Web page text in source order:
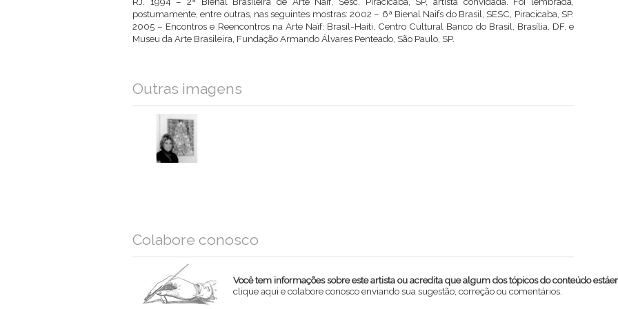
postumamente, entre outras, nas seguintes mostras: 2002 – 6ª Bienal Naifs do Brasil, SESC, Piracicaba, SP.
2005 – Encontros e Reencontros na Arte Naïf: Brasil-Haiti, Centro Cultural Banco do Brasil, Brasília, DF, e
Museu da Arte Brasileira, Fundação Armando Álvares Penteado, São Paulo, SP.
Outras imagens
Colabore conosco
Você tem informações sobre este artista ou acredita que algum dos tópicos do conteúdo
clique aqui e colabore conosco enviando sua sugestão, correção ou comentários.